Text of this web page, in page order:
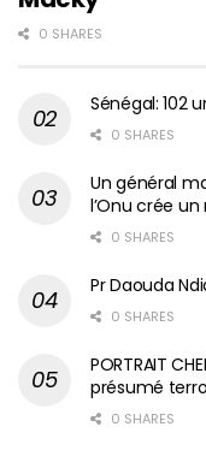
0 SHARES
Sénégal: 102
0 SHARES
Un général
l’Onu crée
0 SHARES
Pr Daouda
0 SHARES
PORTRAIT
présumé
0 SHARES